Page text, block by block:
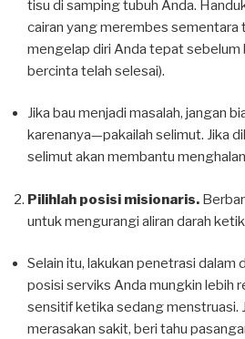
tisu di samping tubuh Anda.
cairan yang merembes sementara
mengelap diri Anda tepat sebelum
bercinta telah selesai).
Jika bau menjadi masalah, jangan
karenanya—pakailah selimut. Jika
selimut akan membantu
Pilihlah posisi misionaris.
untuk mengurangi aliran darah
Selain itu, lakukan penetrasi dalam
posisi serviks Anda mungkin lebih
sensitif ketika sedang menstruasi.
merasakan sakit, beri tahu